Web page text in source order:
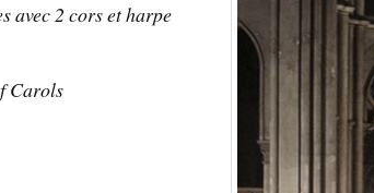
avec 2 cors et harpe
Carols